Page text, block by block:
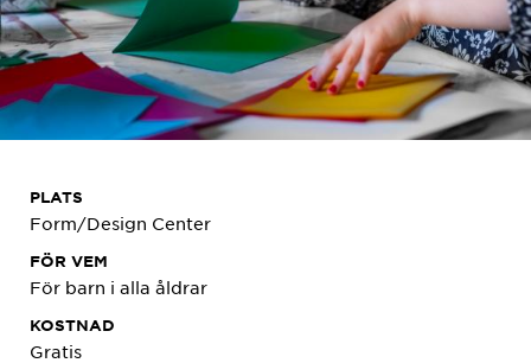
PLATS
Form/Design Center
FÖR VEM
För barn i alla åldrar
KOSTNAD
Gratis